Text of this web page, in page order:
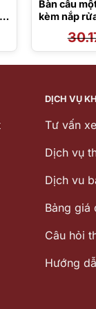
₫.
Bàn cầu
kèm nắp
DỊCH VỤ
Tư vấn
Dịch vụ
Dịch vu
Bảng giá
Câu hỏi
Hướng